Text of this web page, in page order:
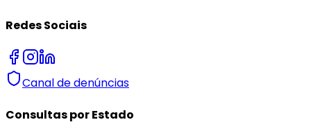
Redes Sociais
Canal de denúncias
Consultas por Estado